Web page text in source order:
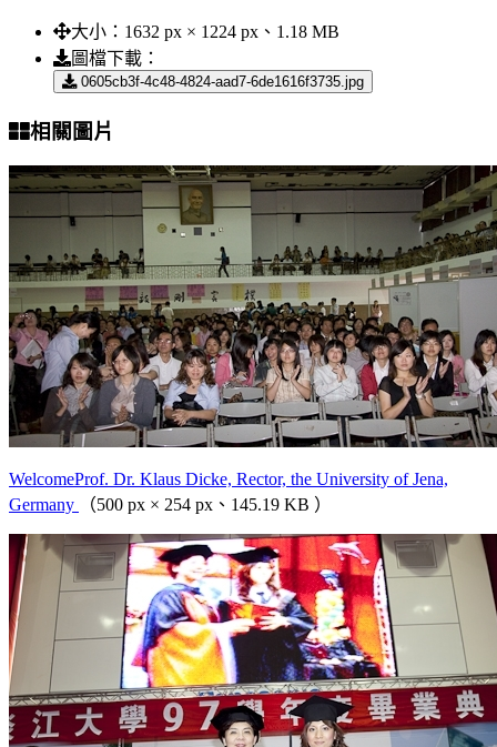
大小： 1632 px × 1224 px、1.18 MB
圖檔下載：
0605cb3f-4c48-4824-aad7-6de1616f3735.jpg
相關圖片
WelcomeProf. Dr. Klaus Dicke, Rector, the University of Jena,
Germany
（500 px × 254 px、145.19 KB ）